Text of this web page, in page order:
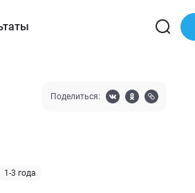
Поделиться:
1-3 года